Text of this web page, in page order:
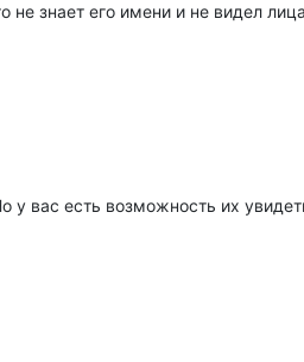
знает его имени и не видел
вас есть возможность их